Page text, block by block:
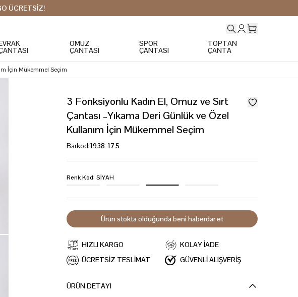
ÜCRETSİZ!
OMUZ
ÇANTASI
SPOR
ÇANTASI
TOPTAN
ÇANTA
İçin Mükemmel Seçim
3 Fonksiyonlu Kadın El, Omuz ve Sırt
Çantası –Yıkama Deri Günlük ve Özel
Kullanım İçin Mükemmel Seçim
Barkod:1938-175
Renk Kod:SİYAH
Ürün stokta olduğunda beni haberdar et
HIZLI KARGO
KOLAY İADE
ÜCRETSİZ TESLİMAT
GÜVENLİ ALIŞVERİŞ
ÜRÜN DETAYI